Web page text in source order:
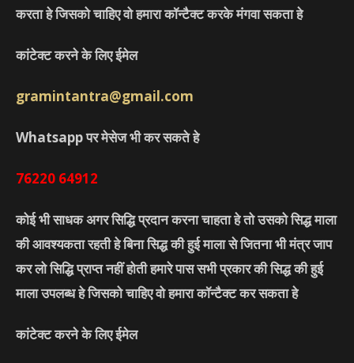
करता हे जिसको चाहिए वो हमारा कॉन्टैक्ट करके मंगवा सकता हे
कांटेक्ट करने के लिए ईमेल
gramintantra@gmail.com
Whatsapp पर मेसेज भी कर सकते हे
76220 64912
कोई भी साधक अगर सिद्धि प्रदान करना चाहता हे तो उसको सिद्ध माला
की आवश्यकता रहती हे बिना सिद्ध की हुई माला से जितना भी मंत्र जाप
कर लो सिद्धि प्राप्त नहीं होती हमारे पास सभी प्रकार की सिद्ध की हुई
माला उपलब्ध हे जिसको चाहिए वो हमारा कॉन्टैक्ट कर सकता हे
कांटेक्ट करने के लिए ईमेल